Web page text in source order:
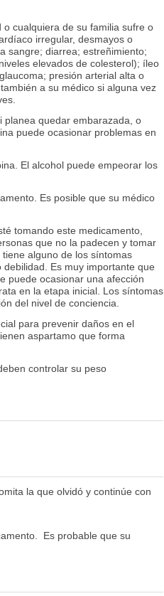
o cualquiera de su familia sufre o
irregular, desmayos o
sangre; diarrea; estreñimiento;
elevados de colesterol); íleo
presión arterial alta o
a su médico si alguna vez
planea quedar embarazada, o
puede ocasionar problemas en
El alcohol puede empeorar los
Es posible que su médico
tomando este medicamento,
que no la padecen y tomar
alguno de los síntomas
Es muy importante que
puede ocasionar una afección
en la etapa inicial. Los síntomas
del nivel de conciencia.
para prevenir daños en el
aspartamo que forma
controlar su peso
la que olvidó y continúe con
Es probable que su